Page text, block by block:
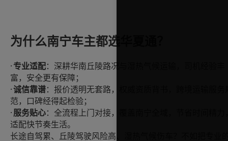
为什么南宁车主都选华夏通？
· 专业适配：深耕华南丘陵路况与湿热气候运输，司机经验丰
富，安全更有保障；
·诚信靠谱：报价透明无套路，权威资质背书，跨境运输服务
范，口碑经得起检验；
· 服务贴心：全流程上门对接，覆盖南宁全域，节省时间精力
适配快节奏生活。
长途自驾累、丘陵驾驶风险高、湿热气候伤车？不如把专业